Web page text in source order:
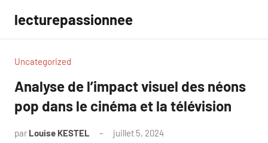
contenu
lecturepassionnee
Uncategorized
Analyse de l’impact visuel des néons
pop dans le cinéma et la télévision
par Louise KESTEL juillet 5, 2024